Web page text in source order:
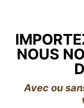
NOUS
Avec ou